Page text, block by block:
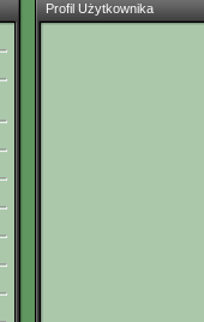
Profil Użytkownika